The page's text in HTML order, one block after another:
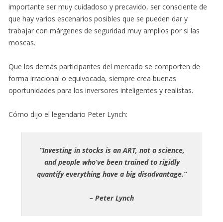
importante ser muy cuidadoso y precavido, ser consciente de
que hay varios escenarios posibles que se pueden dar y
trabajar con márgenes de seguridad muy amplios por si las
moscas.
Que los demás participantes del mercado se comporten de
forma irracional o equivocada, siempre crea buenas
oportunidades para los inversores inteligentes y realistas.
Cómo dijo el legendario Peter Lynch:
“Investing in stocks is an ART, not a science,
and people who’ve been trained to rigidly
quantify everything have a big disadvantage.”
– Peter Lynch